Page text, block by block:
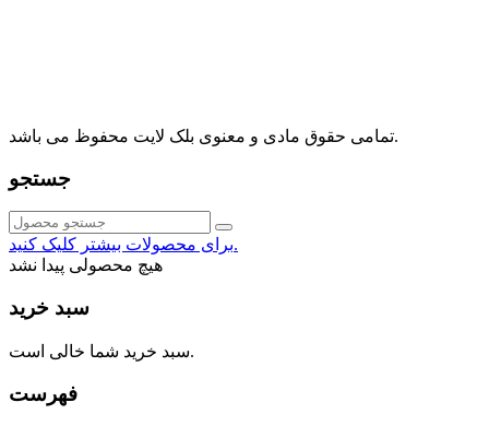
تمامی حقوق مادی و معنوی بلک لایت محفوظ می باشد.
جستجو
برای محصولات بیشتر کلیک کنید.
هیچ محصولی پیدا نشد
سبد خرید
سبد خرید شما خالی است.
فهرست